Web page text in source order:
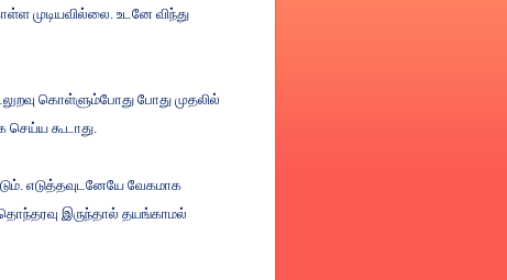
முடியவில்லை உடனே விந்து
கொள்ளும்போது போது முதலில்
செய்ய கூடாது.
. எடுத்தவுடனேயே வேகமாக
இருந்தால் தயங்காமல்